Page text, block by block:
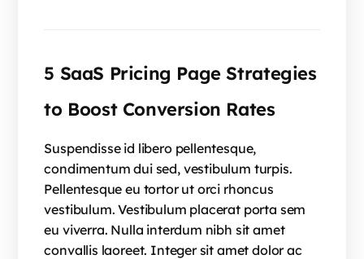
5 SaaS Pricing Page Strategies
to Boost Conversion Rates
Suspendisse id libero pellentesque,
condimentum dui sed, vestibulum turpis.
Pellentesque eu tortor ut orci rhoncus
vestibulum. Vestibulum placerat porta sem
eu viverra. Nulla interdum nibh sit amet
convallis laoreet. Integer sit amet dolor ac